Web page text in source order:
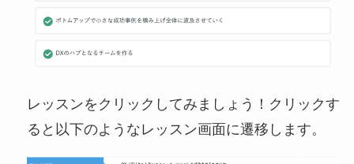
レッスンをクリックしてみましょう！クリックす
ると以下のようなレッスン画面に遷移します。